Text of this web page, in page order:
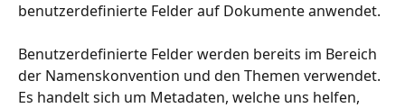
benutzerdefinierte Felder auf Dokumente anwendet.
Benutzerdefinierte Felder werden bereits im Bereich
der Namenskonvention und den Themen verwendet.
Es handelt sich um Metadaten, welche uns helfen,